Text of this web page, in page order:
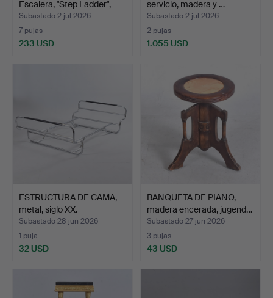
Escalera, "Step Ladder",
co…
Subastado 2 jul 2026
7 pujas
233 USD
servicio, madera y …
Subastado 2 jul 2026
2 pujas
1.055 USD
ESTRUCTURA DE CAMA,
metal, siglo XX.
Subastado 28 jun 2026
1 puja
32 USD
BANQUETA DE PIANO,
madera encerada, jugend…
Subastado 27 jun 2026
3 pujas
43 USD